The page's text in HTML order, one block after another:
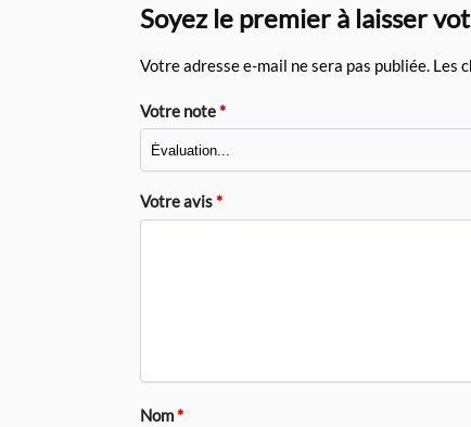
Soyez le premier à laisser
Votre adresse e-mail ne sera pas publiée. Les
Votre note*
Votre avis*
Nom*